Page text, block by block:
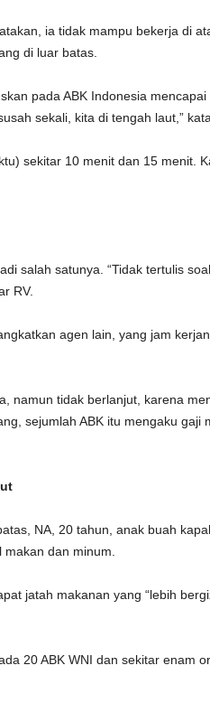
ia tidak mampu bekerja di
di luar batas.
pada ABK Indonesia mencapai
sekali, kita di tengah laut,” kata
sekitar 10 menit dan 15 menit.
salah satunya. “Tidak tertulis
RV.
agen lain, yang jam
namun tidak berlanjut, karena
sejumlah ABK itu mengaku gaji
NA, 20 tahun, anak buah
makan dan minum.
jatah makanan yang “lebih
20 ABK WNI dan sekitar enam